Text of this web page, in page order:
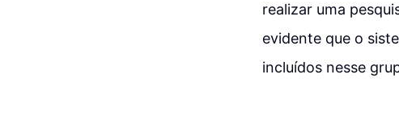
realizar uma
evidente que o
incluídos nesse